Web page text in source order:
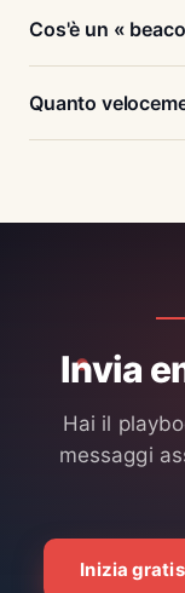
Cos'è un «
Quanto
Invia
Hai il
messaggi
Inizia